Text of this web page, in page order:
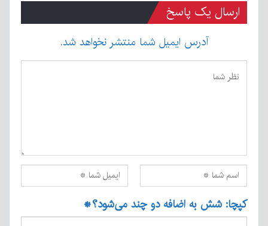
ارسال یک پاسخ
آدرس ایمیل شما منتشر نخواهد شد.
کپچا: شش به اضافه دو چند می‌شود؟*